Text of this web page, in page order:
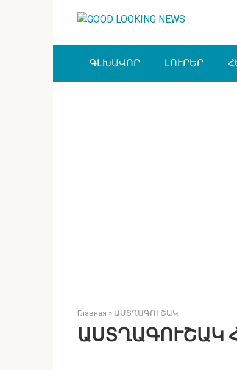
ԳԼԽԱՎՈՐ ԼՈՒՐԵՐ
Главная » ԱՍՏՂԱԳՈՒՇԱԿ
ԱՍՏՂԱԳՈՒՇԱԿ